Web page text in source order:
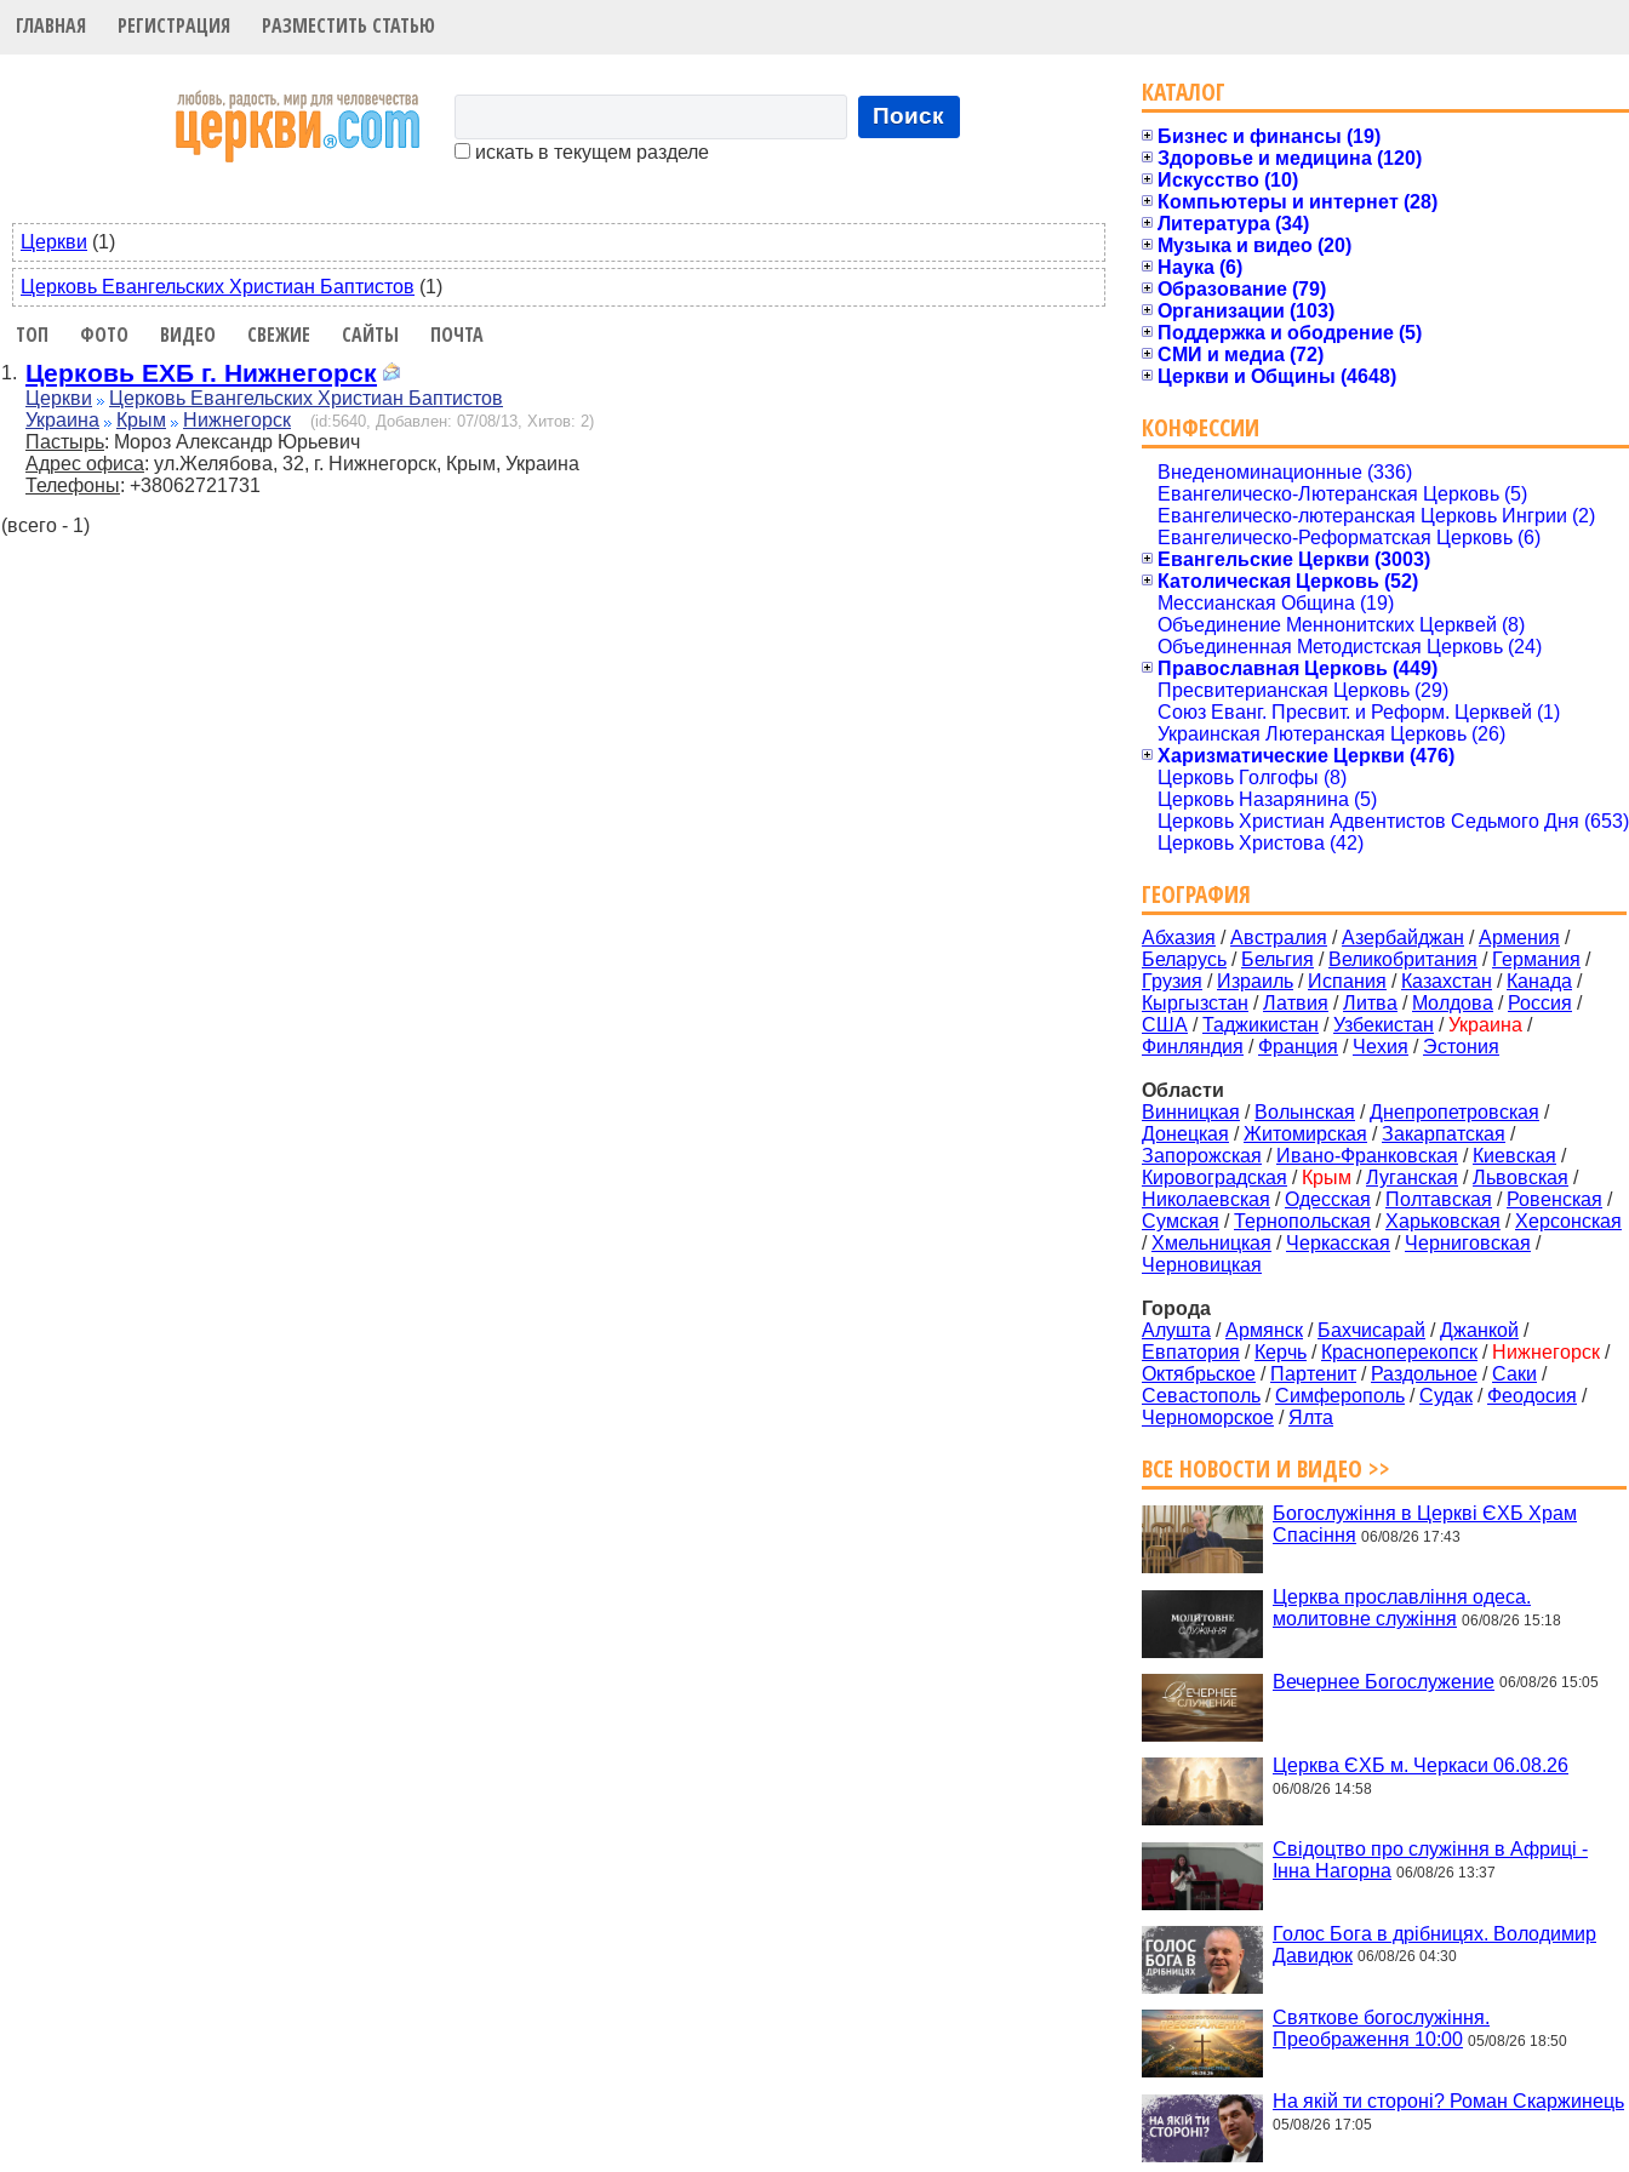
ГЛАВНАЯ РЕГИСТРАЦИЯ РАЗМЕСТИТЬ СТАТЬЮ
Поиск
искать в текущем разделе
Церкви (1)
Церковь Евангельских Христиан Баптистов (1)
ТОП ФОТО ВИДЕО СВЕЖИЕ САЙТЫ ПОЧТА
1. Церковь ЕХБ г. Нижнегорск
Церкви
Церковь Евангельских Христиан Баптистов
Украина
Крым Нижнегорск (id:5640, Добавлен: 07/08/13, Хитов: 2)
Пастырь: Мороз Александр Юрьевич
Адрес офиса: ул.Желябова, 32, г. Нижнегорск, Крым, Украина
Телефоны: +38062721731
(всего - 1)
КАТАЛОГ
Бизнес и финансы (19)
Здоровье и медицина (120)
Искусство (10)
Компьютеры и интернет (28)
Литература (34)
Музыка и видео (20)
Наука (6)
Образование (79)
Организации (103)
Поддержка и ободрение (5)
СМИ и медиа (72)
Церкви и Общины (4648)
КОНФЕССИИ
Внеденоминационные (336)
Евангелическо-Лютеранская Церковь (5)
Евангелическо-лютеранская Церковь Ингрии (2)
Евангелическо-Реформатская Церковь (6)
Евангельские Церкви (3003)
Католическая Церковь (52)
Мессианская Община (19)
Объединение Меннонитских Церквей (8)
Объединенная Методистская Церковь (24)
Православная Церковь (449)
Пресвитерианская Церковь (29)
Союз Еванг. Пресвит. и Реформ. Церквей (1)
Украинская Лютеранская Церковь (26)
Харизматические Церкви (476)
Церковь Голгофы (8)
Церковь Назарянина (5)
Церковь Христиан Адвентистов Седьмого Дня (653)
Церковь Христова (42)
ГЕОГРАФИЯ
Абхазия /Австралия /Азербайджан /Армения /
Беларусь / Бельгия / Великобритания / Германия /
Грузия / Израиль / Испания / Казахстан / Канада /
Кыргызстан /Латвия /Литва / Молдова / Россия /
США /Таджикистан /Узбекистан /Украина /
Финляндия / Франция / Чехия / Эстония
Области
Винницкая / Волынская /Днепропетровская /
Донецкая /Житомирская /Закарпатская /
Запорожская / Ивано-Франковская / Киевская /
Кировоградская / Крым /Луганская /Львовская /
Николаевская /Одесская / Полтавская / Ровенская /
Сумская /Тернопольская / Харьковская / Херсонская
/ Хмельницкая / Черкасская / Черниговская /
Черновицкая
Города
Алушта /Армянск / Бахчисарай /Джанкой /
Евпатория / Керчь / Красноперекопск / Нижнегорск /
Октябрьское / Партенит / Раздольное /Саки /
Севастополь /Симферополь /Судак / Феодосия /
Черноморское / Ялта
ВСЕ НОВОСТИ И ВИДЕО >>
Богослужіння в Церкві ЄХБ Храм
Спасіння 06/08/26 17:43
Церква прославління одеса.
молитовне служіння 06/08/26 15:18
Вечернее Богослужение 06/08/26 15:05
Церква ЄХБ м. Черкаси 06.08.26
06/08/26 14:58
Свідоцтво про служіння в Африці -
Інна Нагорна 06/08/26 13:37
Голос Бога в дрібницях. Володимир
Давидюк 06/08/26 04:30
Святкове богослужіння.
Преображення 10:00 05/08/26 18:50
На якій ти стороні? Роман Скаржинець
05/08/26 17:05